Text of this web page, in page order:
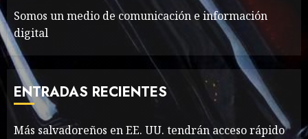
7
1017
1
Más salvadoreños en EE.
UU. tendrán acceso rápido
al DUI con ampliación del
servicio consular
AGOSTO 9, 2026
Somos un medio de comunicación e información
digital
ENTRADAS RECIENTES
Más salvadoreños en EE. UU. tendrán acceso rápido